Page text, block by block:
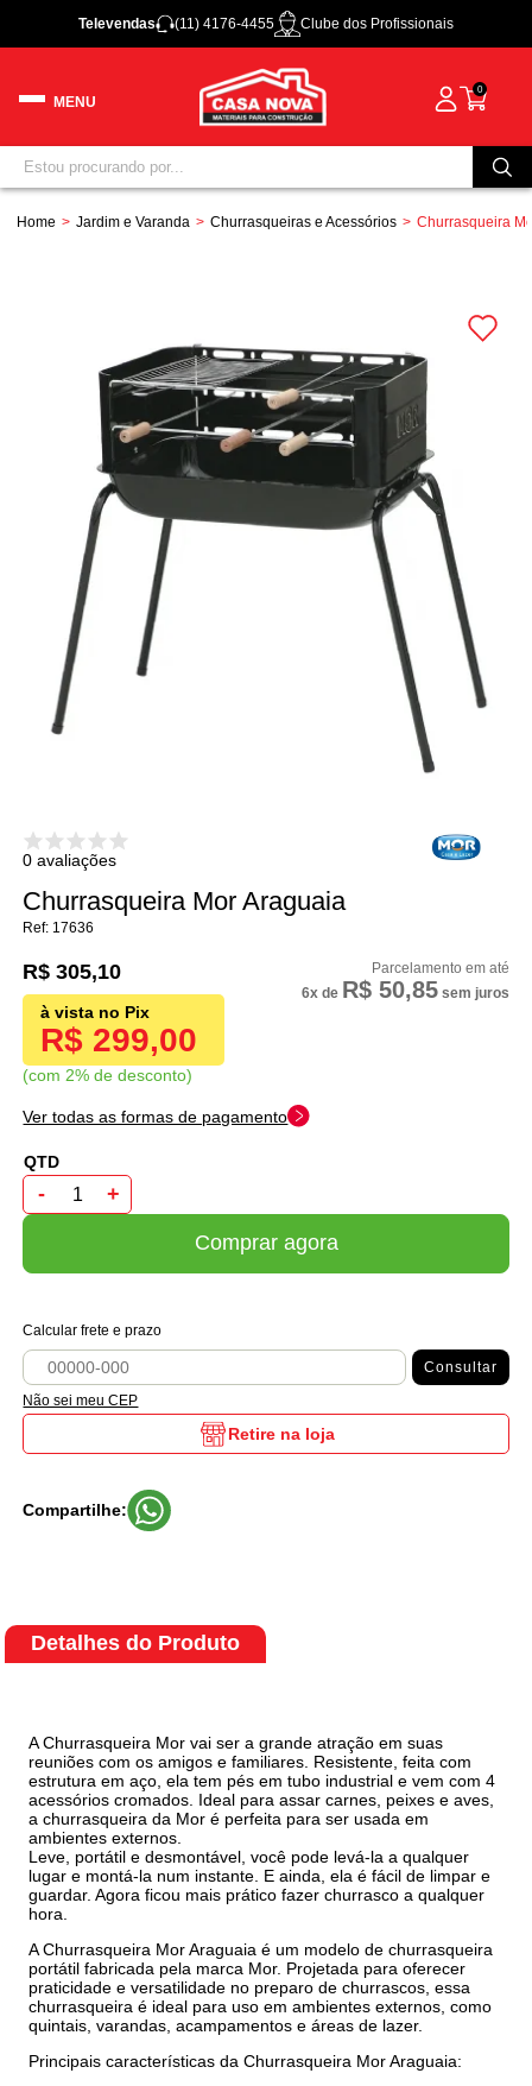
Televendas (11) 4176-4455 Clube dos Profissionais
0
Home Jardim e Varanda Churrasqueiras e Acessórios Churrasqueira
0 avaliações
Churrasqueira Mor Araguaia
17636
R$ 299,00
com 2% de desconto
R$ 305,10
6x de R$ 50,85sem juros
Ver todas as formas de pagamento
- +
Comprar agora
Calcular frete e prazo
Consultar
Não sei meu CEP
Retire na loja
Compartilhe:
Detalhes do Produto
A Churrasqueira Mor vai ser a grande atração em suas
reuniões com os amigos e familiares. Resistente, feita com
estrutura em aço, ela tem pés em tubo industrial e vem com 4
acessórios cromados. Ideal para assar carnes, peixes e aves,
a churrasqueira da Mor é perfeita para ser usada em
ambientes externos.
Leve, portátil e desmontável, você pode levá-la a qualquer
lugar e montá-la num instante. E ainda, ela é fácil de limpar e
guardar. Agora ficou mais prático fazer churrasco a qualquer
hora.
A Churrasqueira Mor Araguaia é um modelo de churrasqueira
portátil fabricada pela marca Mor. Projetada para oferecer
praticidade e versatilidade no preparo de churrascos, essa
churrasqueira é ideal para uso em ambientes externos, como
quintais, varandas, acampamentos e áreas de lazer.
Principais características da Churrasqueira Mor Araguaia: